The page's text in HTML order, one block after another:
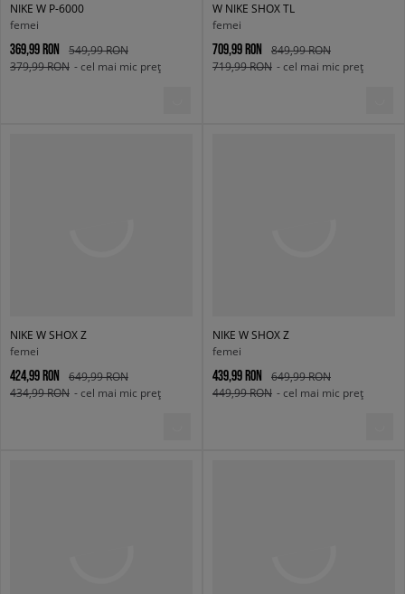
NIKE W P-6000
femei
369,99 RON
549,99 RON
379,99 RON - cel mai mic preț
W NIKE SHOX TL
femei
709,99 RON
849,99 RON
719,99 RON - cel mai mic preț
NIKE W SHOX Z
femei
424,99 RON
649,99 RON
434,99 RON - cel mai mic preț
NIKE W SHOX Z
femei
439,99 RON
649,99 RON
449,99 RON - cel mai mic preț